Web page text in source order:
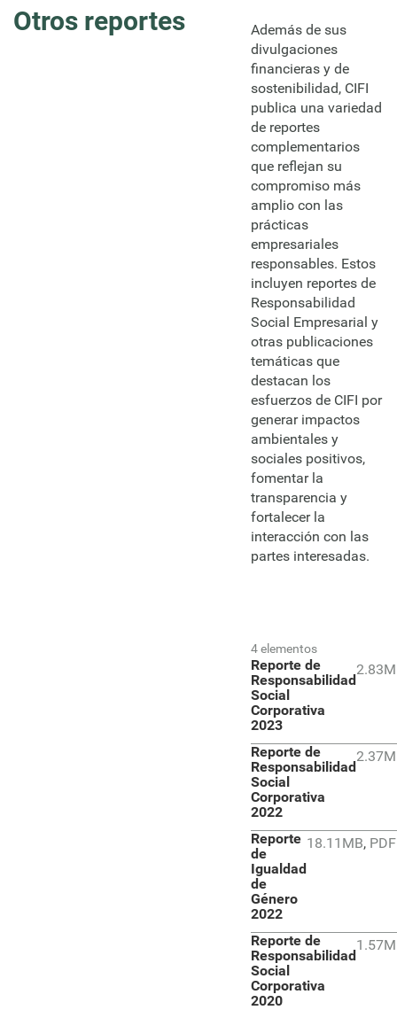
Otros reportes
Además de sus
divulgaciones
financieras y de
sostenibilidad, CIFI
publica una variedad
de reportes
complementarios
que reflejan su
compromiso más
amplio con las
prácticas
empresariales
responsables. Estos
incluyen reportes de
Responsabilidad
Social Empresarial y
otras publicaciones
temáticas que
destacan los
esfuerzos de CIFI por
generar impactos
ambientales y
sociales positivos,
fomentar la
transparencia y
fortalecer la
interacción con las
partes interesadas.
4 elementos
Reporte de
Responsabilidad
Social
Corporativa
2023
Reporte de
Responsabilidad
Social
Corporativa
2022
Reporte
de
Igualdad
de
Género
2022
18.11MB, PDF
Reporte de
Responsabilidad
Social
Corporativa
2020